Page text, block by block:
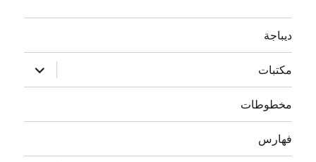
ديباجة
مكتبات
توسيع
القائمة
الفرعية
مخطوطات
فهارس